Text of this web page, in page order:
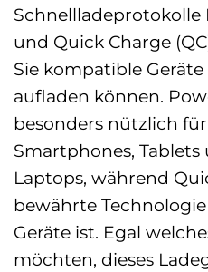
Schnellladeprotokolle
und Quick Charge
Sie kompatible
aufladen können.
besonders nützlich
Smartphones,
Laptops, während
bewährte
Geräte ist. Egal
möchten, dieses